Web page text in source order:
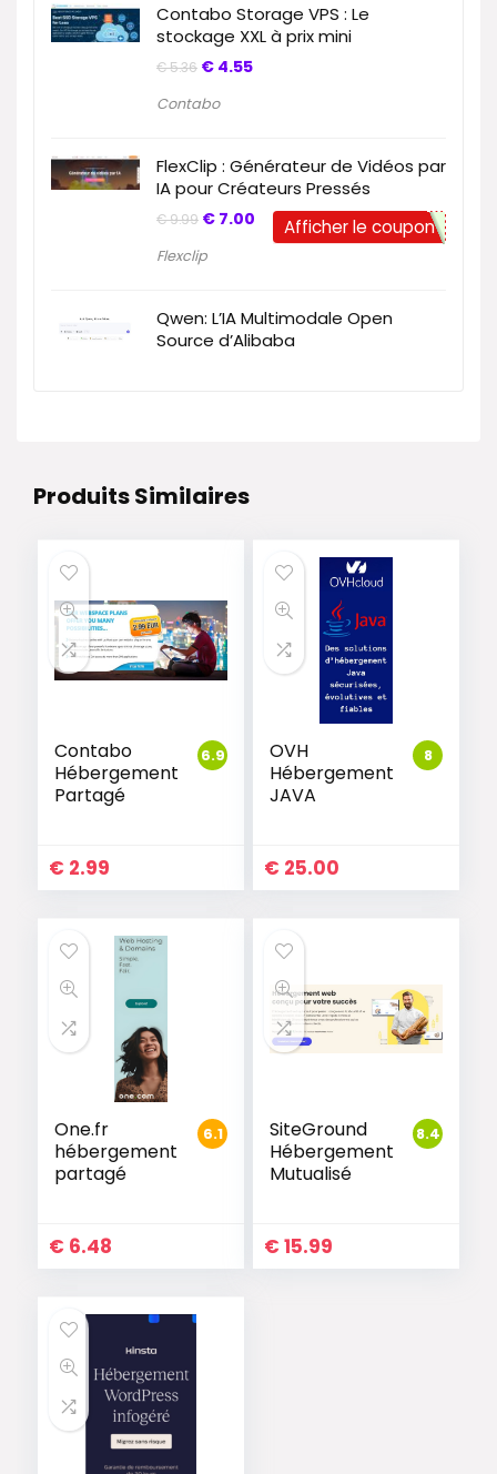
Contabo Storage VPS : Le
stockage XXL à prix mini
€5.36 € 4.55
Contabo
FlexClip : Générateur de Vidéos par
IA pour Créateurs Pressés
€9.99 € 7.00
Flexclip
Afficher le coupon
Qwen: L’IA Multimodale Open
Source d’Alibaba
Produits Similaires
6.9
Contabo
Hébergement
Partagé
€ 2.99
8
OVH
Hébergement
JAVA
€ 25.00
6.1
One.fr
hébergement
partagé
€ 6.48
8.4
SiteGround
Hébergement
Mutualisé
€ 15.99